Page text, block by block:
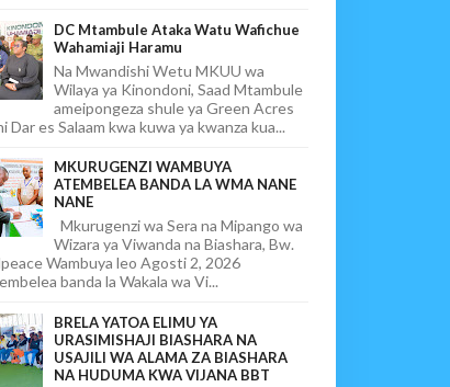
DC Mtambule Ataka Watu Wafichue
Wahamiaji Haramu
Na Mwandishi Wetu MKUU wa
Wilaya ya Kinondoni, Saad Mtambule
ameipongeza shule ya Green Acres
Dar es Salaam kwa kuwa ya kwanza kua...
MKURUGENZI WAMBUYA
ATEMBELEA BANDA LA WMA NANE
NANE
Mkurugenzi wa Sera na Mipango wa
Wizara ya Viwanda na Biashara, Bw.
Wambuya leo Agosti 2, 2026
banda la Wakala wa Vi...
BRELA YATOA ELIMU YA
URASIMISHAJI BIASHARA NA
USAJILI WA ALAMA ZA BIASHARA
NA HUDUMA KWA VIJANA BBT